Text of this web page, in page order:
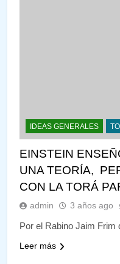
IDEAS GENERALES
EINSTEIN
UNA TEORÍA,
CON LA TORÁ
admin 3 años ago
Por el Rabino Jaim Frim
Leer más